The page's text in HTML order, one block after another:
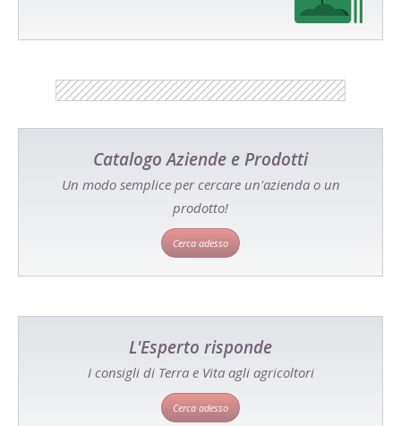
Catalogo Aziende e Prodotti
Un modo semplice per cercare un'azienda o un
prodotto!
Cerca adesso
L'Esperto risponde
I consigli di Terra e Vita agli agricoltori
Cerca adesso